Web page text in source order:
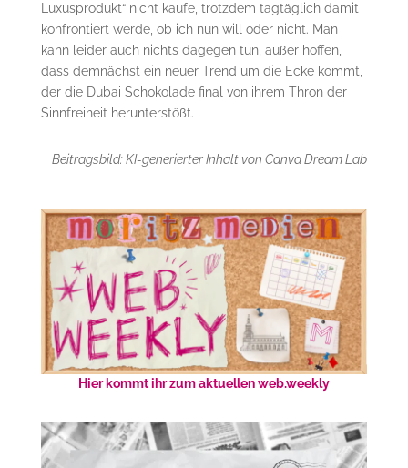
Luxusprodukt“ nicht kaufe, trotzdem tagtäglich damit
konfrontiert werde, ob ich nun will oder nicht. Man
kann leider auch nichts dagegen tun, außer hoffen,
dass demnächst ein neuer Trend um die Ecke kommt,
der die Dubai Schokolade final von ihrem Thron der
Sinnfreiheit herunterstößt.
Beitragsbild: KI-generierter Inhalt von Canva Dream Lab
Hier kommt ihr zum aktuellen web.weekly